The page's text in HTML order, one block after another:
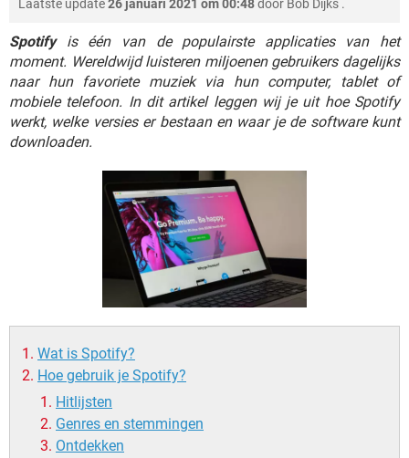
NETFLIX CORONAVIRUS
GRATIS SNAPCHAT
TIKTOK
NETFLIX CORONAVIRUS
GRATIS SNAPCHAT
VIDEOBELLEN GAMES
INSTAGRAM WINDOWS 10
NETFLIX CORONAVIRUS
GRATIS SNAPCHAT
ARTIKELEN
VIDEOBELLEN GAMES
WINDOWS 10
NETFLIX
SNAPCHAT
Laatste update26 januari 2021 om 00:48door Bob Dijks .
Spotifyis één van de populairste applicaties van het
moment. Wereldwijd luisteren miljoenen gebruikers dagelijks
naar hun favoriete muziek via hun computer, tablet of
mobiele telefoon. In dit artikel leggen wij je uit hoe Spotify
werkt, welke versies er bestaan en waar je de software kunt
downloaden.
Wat is Spotify?
Hoe gebruik je Spotify?
Hitlijsten
Genres en stemmingen
Ontdekken